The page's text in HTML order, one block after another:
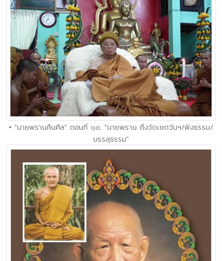
• "นายพรานคืนศีล" ตอนที่ ๑๐. "นายพราน ถึงวัดเชตวันฯ/ฟังธรรม/
บรรลุธรรม"